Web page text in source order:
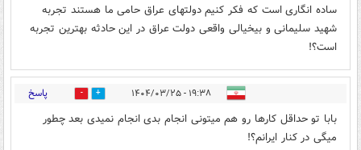
ساده انگاری است که فکر کنیم دولتهای عراق حامی ما هستند تجربه
شهید سلیمانی و بیخیالی واقعی دولت عراق در این حادثه بهترین تجربه
است؟!
۱۹:۳۸ - ۱۴۰۴/۰۳/۲۵ 7 پاسخ
بابا تو حداقل کارها رو هم میتونی انجام بدی انجام نمیدی بعد چطور
میگی در کنار ایرانم؟!